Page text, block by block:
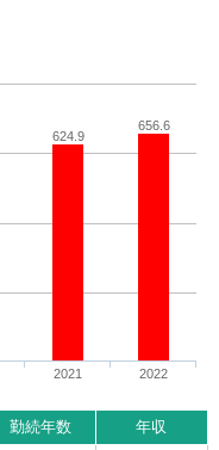
624.9
656.6
2021 2022
勤続年数
年収